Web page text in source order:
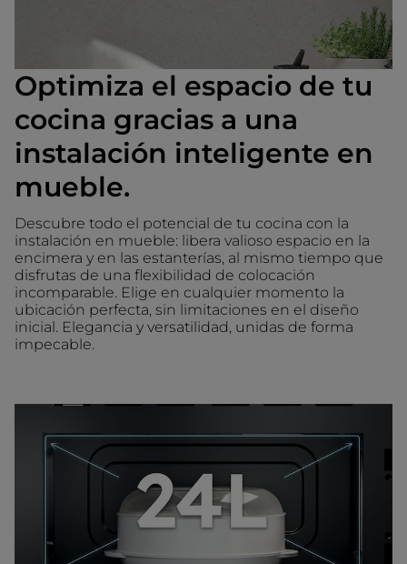
Optimiza el espacio de tu
cocina gracias a una
instalación inteligente en
mueble.
Descubre todo el potencial de tu cocina con la
instalación en mueble: libera valioso espacio en la
encimera y en las estanterías, al mismo tiempo que
disfrutas de una flexibilidad de colocación
incomparable. Elige en cualquier momento la
ubicación perfecta, sin limitaciones en el diseño
inicial. Elegancia y versatilidad, unidas de forma
impecable.